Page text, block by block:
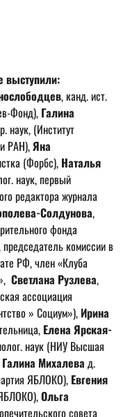
выступили:
, канд. ист.
Фонд), Галина
наук, (Институт
РАН), Яна
(Форбс), Наталья
наук, первый
редактора журнала
Солдунова,
фонда
комиссии в
РФ, член «Клуба
Светлана Рузлева,
ассоциация
» Социум»), Ирина
Елена Ярская-
наук (НИУ Высшая
Галина Михалева д.
ЯБЛОКО), Евгения
Ольга
совета